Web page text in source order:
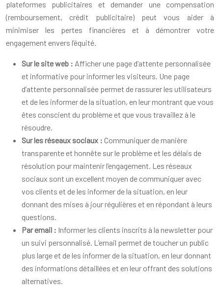
plateformes publicitaires et demander une compensation
(remboursement, crédit publicitaire) peut vous aider à
minimiser les pertes financières et à démontrer votre
engagement envers l’équité.
Sur le site web : Afficher une page d’attente personnalisée
et informative pour informer les visiteurs. Une page
d’attente personnalisée permet de rassurer les utilisateurs
et de les informer de la situation, en leur montrant que vous
êtes conscient du problème et que vous travaillez à le
résoudre.
Sur les réseaux sociaux : Communiquer de manière
transparente et honnête sur le problème et les délais de
résolution pour maintenir l’engagement. Les réseaux
sociaux sont un excellent moyen de communiquer avec
vos clients et de les informer de la situation, en leur
donnant des mises à jour régulières et en répondant à leurs
questions.
Par email : Informer les clients inscrits à la newsletter pour
un suivi personnalisé. L’email permet de toucher un public
plus large et de les informer de la situation, en leur donnant
des informations détaillées et en leur offrant des solutions
alternatives.